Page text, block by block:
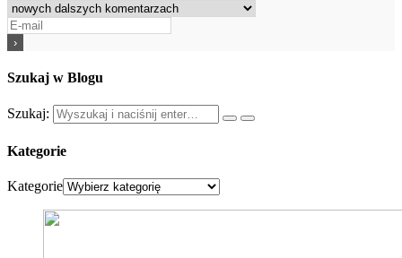
Szukaj w Blogu
Szukaj:
Kategorie
Kategorie